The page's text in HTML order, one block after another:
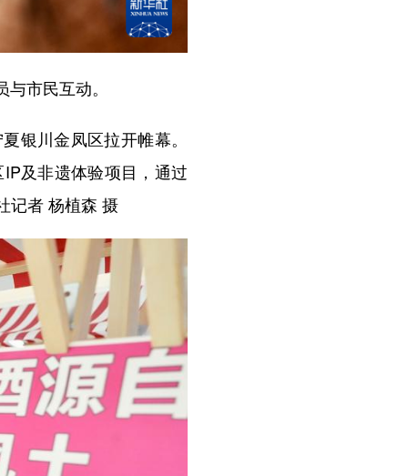
市民互动。
川金凤区拉开帷幕。
及非遗体验项目，通过
记者 杨植森 摄